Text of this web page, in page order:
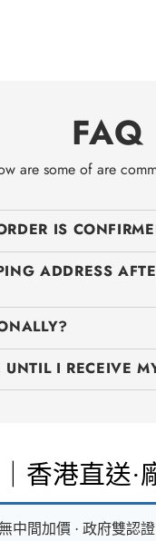
FAQ
are some of are
IS
ADDRESS
I RECEIVE
香港直送·
中間加價 · 政府雙認